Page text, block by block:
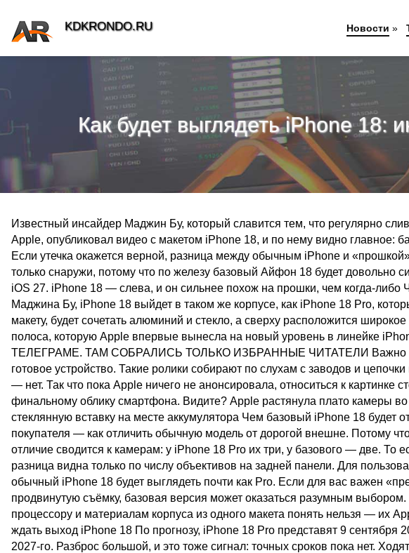
Как будет выглядеть iPhone 18:
Известный инсайдер Маджин Бу, который славится тем, что регулярно
Apple, опубликовал видео с макетом iPhone 18, и по нему видно главное:
Если утечка окажется верной, разница между обычным iPhone и
только снаружи, потому что по железу базовый Айфон 18 будет довольно
iOS 27. iPhone 18 — слева, и он сильнее похож на прошки, чем когда-
Маджина Бу, iPhone 18 выйдет в таком же корпусе, как iPhone 18 Pro,
макету, будет сочетать алюминий и стекло, а сверху расположится
полоса, которую Apple впервые вынесла на новый уровень в линейке
ТЕЛЕГРАМЕ. ТАМ СОБРАЛИСЬ ТОЛЬКО ИЗБРАННЫЕ ЧИТАТЕЛИ Важно
готовое устройство. Такие ролики собирают по слухам с заводов и
— нет. Так что пока Apple ничего не анонсировала, относиться к картинке
финальному облику смартфона. Видите? Apple растянула плато камеры
стеклянную вставку на месте аккумулятора Чем базовый iPhone 18 будет
покупателя — как отличить обычную модель от дорогой внешне. Потому
отличие сводится к камерам: у iPhone 18 Pro их три, у базового — две. То
разница видна только по числу объективов на задней панели. Для
обычный iPhone 18 будет выглядеть почти как Pro. Если для вас важен
продвинутую съёмку, базовая версия может оказаться разумным
процессору и материалам корпуса из одного макета понять нельзя — их
ждать выход iPhone 18 По прогнозу, iPhone 18 Pro представят 9
2027-го. Разброс большой, и это тоже сигнал: точных сроков пока нет.
KDKRONDO.RU Новости »